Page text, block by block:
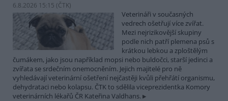
6.8.2026 15:15 (ČTK)
Veterináři v současných
vedrech ošetřují více zvířat.
Mezi nejrizikovější skupiny
podle nich patří plemena psů s
krátkou lebkou a zploštělým
čumákem, jako jsou například mopsi nebo buldočci, starší jedinci a
zvířata se srdečním onemocněním. Jejich majitelé pro ně
vyhledávají veterinární ošetření nejčastěji kvůli přehřátí organismu,
dehydrataci nebo kolapsu. ČTK to sdělila viceprezidentka Komory
veterinárních lékařů ČR Kateřina Valdhans.